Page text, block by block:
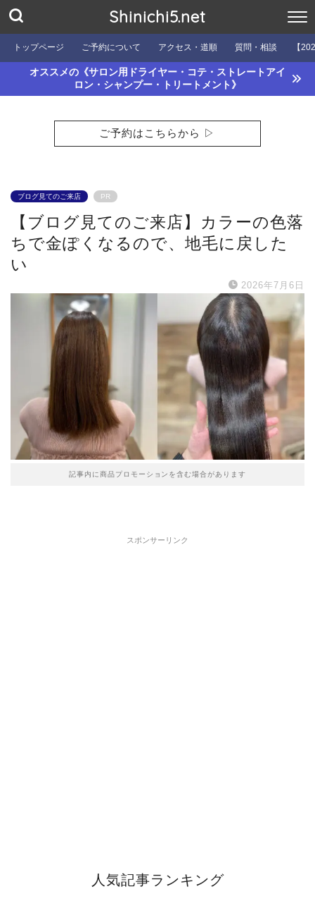
Shinichi5.net
トップページ ご予約について アクセス・道順 質問・相談 【
オススメの《サロン用ドライヤー・コテ・ストレートアイ
ロン・シャンプー・トリートメント》
ご予約はこちらから ▷
ブログ見てのご来店 PR
【ブログ見てのご来店】カラーの色落
ちで金ぽくなるので、地毛に戻した
い
2026年7月6日
記事内に商品プロモーションを含む場合があります
スポンサーリンク
人気記事ランキング